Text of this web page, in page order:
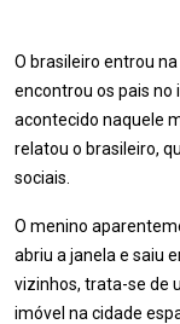
O brasileiro entrou na
encontrou os pais no
acontecido naquele
relatou o brasileiro,
sociais.
O menino
abriu a janela e saiu
vizinhos, trata-se de
imóvel na cidade